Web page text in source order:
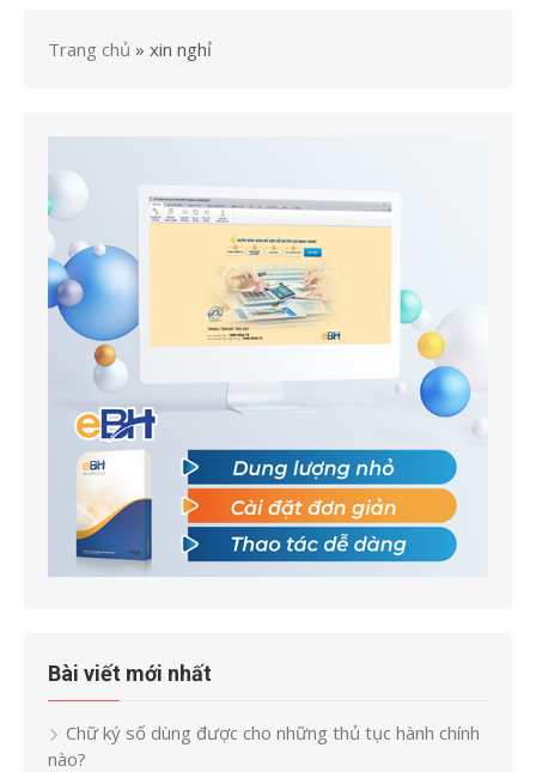
Trang chủ » xin nghỉ
Bài viết mới nhất
Chữ ký số dùng được cho những thủ tục hành chính
nào?